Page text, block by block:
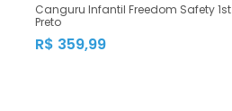
Canguru Infantil Freedom Safety 1st
Preto
R$ 359,99